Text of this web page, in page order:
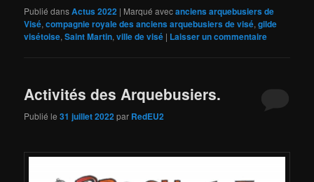
Publié dansActus 2022 | Marqué avecanciens arquebusiers de
Visé,compagnie royale des anciens arquebusiers de visé,gilde
visétoise,Saint Martin,ville de visé | Laisser un commentaire
Activités des Arquebusiers.
Publié le31 juillet 2022 par RedEU2